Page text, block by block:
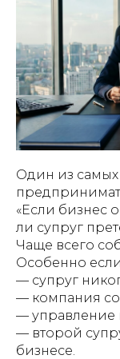
Один из
«Если бизнес
ли супруг
Чаще всего
Особенно
— супруг
— компания
— управление
— второй
бизнесе.